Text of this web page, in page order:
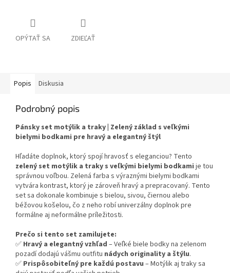
OPÝTAŤ SA ZDIEĽAŤ
Popis Diskusia
Podrobný popis
Pánsky set motýlik a traky | Zelený základ s veľkými
bielymi bodkami pre hravý a elegantný štýl
Hľadáte doplnok, ktorý spojí hravosť s eleganciou? Tento
zelený set motýlik a traky s veľkými bielymi bodkami je tou
správnou voľbou. Zelená farba s výraznými bielymi bodkami
vytvára kontrast, ktorý je zároveň hravý a prepracovaný. Tento
set sa dokonale kombinuje s bielou, sivou, čiernou alebo
béžovou košelou, čo z neho robí univerzálny doplnok pre
formálne aj neformálne príležitosti.
Prečo si tento set zamilujete:
✅ Hravý a elegantný vzhľad – Veľké biele bodky na zelenom
pozadí dodajú vášmu outfitu nádych originality a štýlu.
✅ Prispôsobiteľný pre každú postavu – Motýlik aj traky sa